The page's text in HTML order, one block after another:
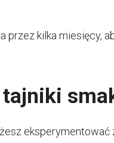
kilka miesięcy,
eksperymentować